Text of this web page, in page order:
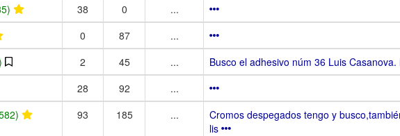
38 0
...
0 87
...
2 45 ...
Busco el adhesivo núm 36 Luis
28 92
...
93 185 ...
Cromos despegados tengo y
lis